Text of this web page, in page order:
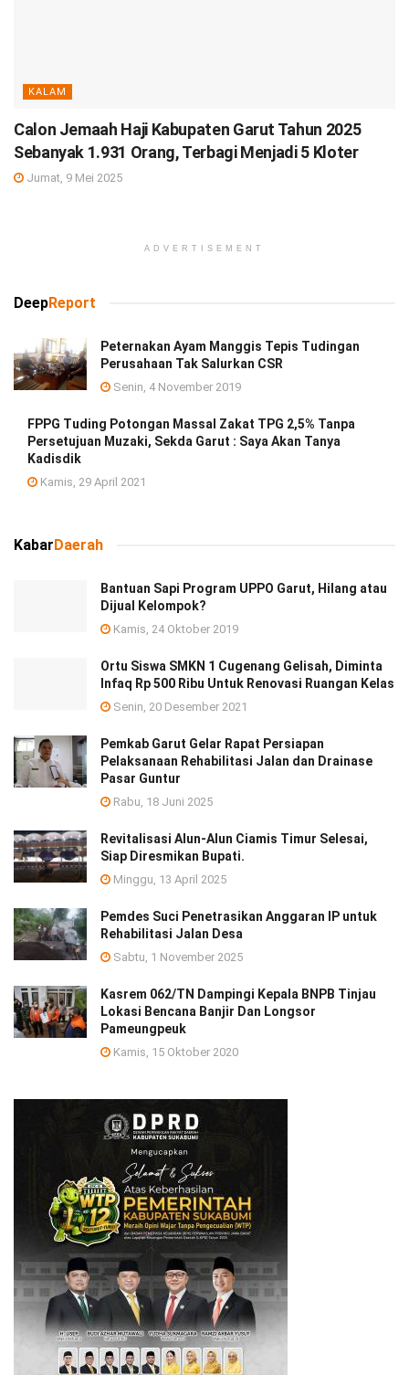
KALAM
Calon Jemaah Haji Kabupaten Garut Tahun 2025
Sebanyak 1.931 Orang, Terbagi Menjadi 5 Kloter
Jumat, 9 Mei 2025
ADVERTISEMENT
DeepReport
Peternakan Ayam Manggis Tepis Tudingan
Perusahaan Tak Salurkan CSR
Senin, 4 November 2019
FPPG Tuding Potongan Massal Zakat TPG 2,5% Tanpa
Persetujuan Muzaki, Sekda Garut : Saya Akan Tanya
Kadisdik
Kamis, 29 April 2021
KabarDaerah
Bantuan Sapi Program UPPO Garut, Hilang atau
Dijual Kelompok?
Kamis, 24 Oktober 2019
Ortu Siswa SMKN 1 Cugenang Gelisah, Diminta
Infaq Rp 500 Ribu Untuk Renovasi Ruangan Kelas
Senin, 20 Desember 2021
Pemkab Garut Gelar Rapat Persiapan
Pelaksanaan Rehabilitasi Jalan dan Drainase
Pasar Guntur
Rabu, 18 Juni 2025
Revitalisasi Alun-Alun Ciamis Timur Selesai,
Siap Diresmikan Bupati.
Minggu, 13 April 2025
Pemdes Suci Penetrasikan Anggaran IP untuk
Rehabilitasi Jalan Desa
Sabtu, 1 November 2025
Kasrem 062/TN Dampingi Kepala BNPB Tinjau
Lokasi Bencana Banjir Dan Longsor
Pameungpeuk
Kamis, 15 Oktober 2020